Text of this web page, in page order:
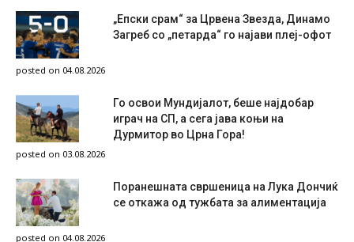
„Епски срам“ за Црвена Звезда, Динамо
Загреб со „петарда“ го најави плеј-офот
posted on 04.08.2026
Го освои Мундијалот, беше најдобар
играч на СП, а сега јава коњи на
Дурмитор во Црна Гора!
posted on 03.08.2026
Поранешната свршеница на Лука Дончиќ
се откажа од тужбата за алиментација
posted on 04.08.2026